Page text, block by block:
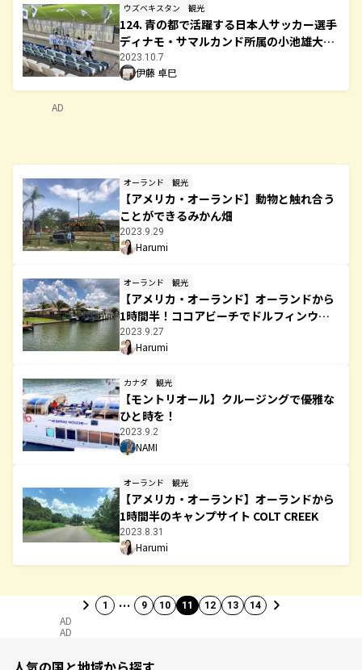
ウズベキスタン 観光
124. 青の都で活躍する日本人サッカー選手
ディナモ・サマルカンド所属の小池雄大選
手インタビュー！
2023.10.7
伊藤 卓巳
AD
オーランド 観光
【アメリカ・オーランド】動物と触れ合う
ことができるみかん畑
2023.9.29
Harumi
オーランド 観光
【アメリカ・オーランド】オーランドから
1時間半！ココアビーチでドルフィンウォ
ッチング！
2023.9.27
Harumi
カナダ 観光
【モントリオール】クルージングで優雅な
ひと時を！
2023.9.2
NAMI
オーランド 観光
【アメリカ・オーランド】オーランドから
1時間半のキャンプサイト COLT CREEK
2023.8.31
Harumi
1 … 9 10 11 12 13 14
AD
AD